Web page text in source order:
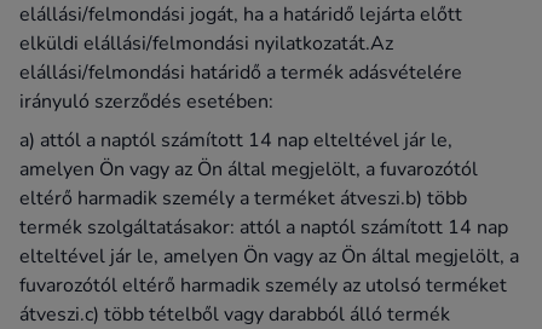
elállási/felmondási jogát, ha a határidő lejárta előtt
elküldi elállási/felmondási nyilatkozatát.Az
elállási/felmondási határidő a termék adásvételére
irányuló szerződés esetében:
a) attól a naptól számított 14 nap elteltével jár le,
amelyen Ön vagy az Ön által megjelölt, a fuvarozótól
eltérő harmadik személy a terméket átveszi.b) több
termék szolgáltatásakor: attól a naptól számított 14 nap
elteltével jár le, amelyen Ön vagy az Ön által megjelölt, a
fuvarozótól eltérő harmadik személy az utolsó terméket
átveszi.c) több tételből vagy darabból álló termék